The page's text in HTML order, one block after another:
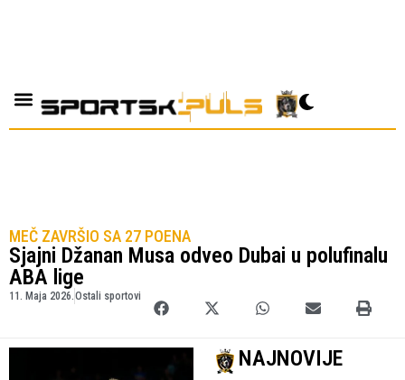
MEČ ZAVRŠIO SA 27 POENA
Sjajni Džanan Musa odveo Dubai u polufinalu
ABA lige
11. Maja 2026.Ostali sportovi
NAJNOVIJE